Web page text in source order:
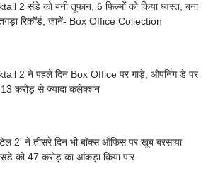
2 संडे को बनी तूफान, 6 फिल्मों को किया ध्वस्त, बना
तगड़ा रिकॉर्ड, जानें- Box Office Collection
2 ने पहले दिन Box Office पर गाड़े, ओपनिंग डे पर
13 करोड़ से ज्यादा कलेक्शन
2' ने तीसरे दिन भी बॉक्स ऑफिस पर खूब बरसाया
को 47 करोड़ का आंकड़ा किया पार